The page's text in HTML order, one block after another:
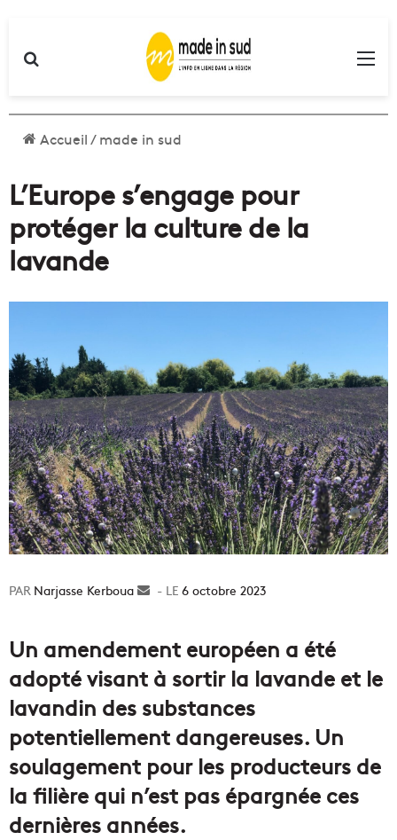
Accueil/made in sud
L’Europe s’engage pour
protéger la culture de la
lavande
Narjasse Kerboua
Envoyer6 octobre 2023
Un amendement européen a été
adopté visant à sortir la lavande et le
lavandin des substances
potentiellement dangereuses. Un
soulagement pour les producteurs de
la filière qui n’est pas épargnée ces
dernières années.